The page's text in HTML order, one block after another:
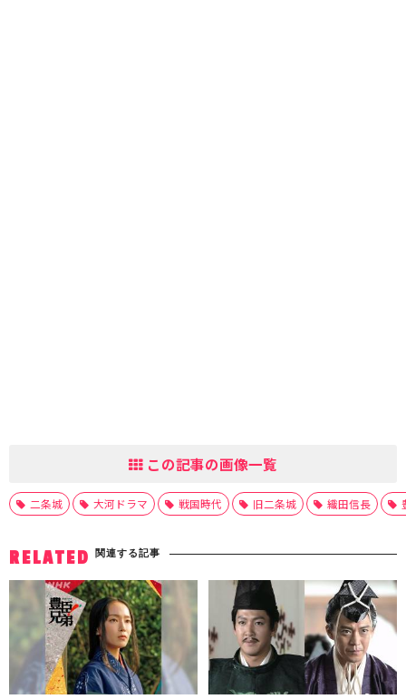
この記事の画像一覧
二条城 大河ドラマ 戦国時代 旧二条城 織田信長
RELATED 関連する記事